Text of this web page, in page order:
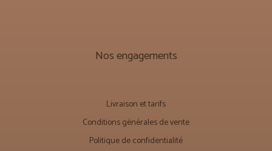
Nos engagements
Livraison et tarifs
Conditions générales de vente
Politique de confidentialité